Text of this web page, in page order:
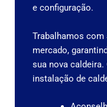
e configuração.
Trabalhamos
mercado,
sua nova caldeira.
instalação de